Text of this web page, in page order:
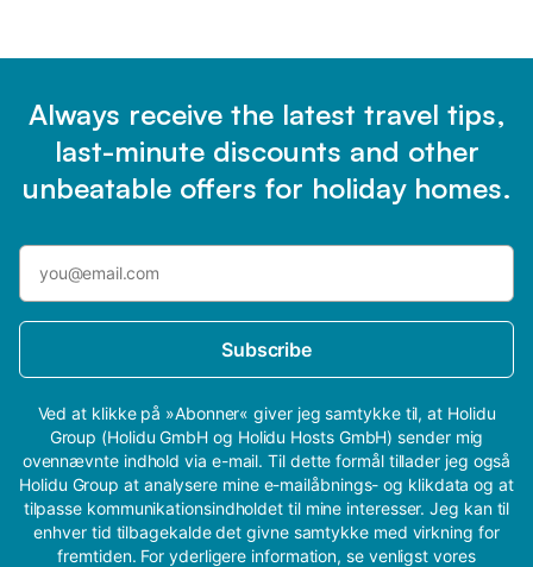
Always receive the latest travel tips,
last-minute discounts and other
unbeatable offers for holiday homes.
Subscribe
Ved at klikke på »Abonner« giver jeg samtykke til, at Holidu
Group (Holidu GmbH og Holidu Hosts GmbH) sender mig
ovennævnte indhold via e-mail. Til dette formål tillader jeg også
Holidu Group at analysere mine e-mailåbnings- og klikdata og at
tilpasse kommunikationsindholdet til mine interesser. Jeg kan til
enhver tid tilbagekalde det givne samtykke med virkning for
fremtiden. For yderligere information, se venligst vores